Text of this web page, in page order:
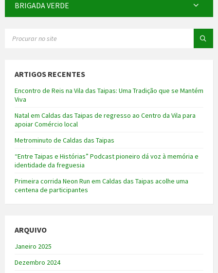
BRIGADA VERDE
ARTIGOS RECENTES
Encontro de Reis na Vila das Taipas: Uma Tradição que se Mantém
Viva
Natal em Caldas das Taipas de regresso ao Centro da Vila para
apoiar Comércio local
Metrominuto de Caldas das Taipas
“Entre Taipas e Histórias” Podcast pioneiro dá voz à memória e
identidade da freguesia
Primeira corrida Neon Run em Caldas das Taipas acolhe uma
centena de participantes
ARQUIVO
Janeiro 2025
Dezembro 2024